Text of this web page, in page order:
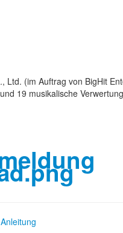
Ltd. (im Auftrag von BigHit
19 musikalische